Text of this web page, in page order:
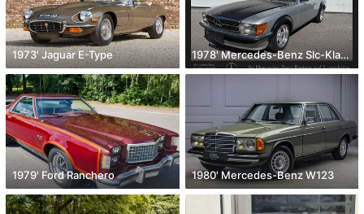
1973' Jaguar E-Type 1978' Mercedes-Benz Slc-Klasse
1979' Ford Ranchero 1980' Mercedes-Benz W123